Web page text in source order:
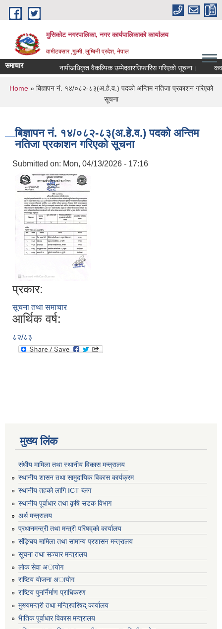
Skip to main content
मुसिकोट नगरपालिका, नगर कार्यपालिकाकाे कार्यालय
वामीटक्सार ,गुल्मी, लुम्बिनी प्रदेश, नेपाल
समाचार नापीअधिकृत वैकल्पिक उम्मेदवारसिफारिस गरिएको सूचना। कवाडी
You are here
Home» बिज्ञापन नं. १४/०८२-८३(अ.हे.व.) पदको अन्तिम नतिजा प्रकाशन गरिएको
सूचना
बिज्ञापन नं. १४/०८२-८३(अ.हे.व.) पदको अन्तिम
नतिजा प्रकाशन गरिएको सूचना
Submitted on: Mon, 04/13/2026 - 17:16
प्रकार:
सूचना तथा समाचार
आर्थिक वर्ष:
८२/८३
मुख्य लिंक
संघीय मामिला तथा स्थानीय विकास मन्त्रालय
स्थानीय शासन तथा सामुदायिक विकास कार्यक्रम
स्थानीय तहको लागि ICT ब्लग
स्थानीय पूर्वाधार तथा कृषि सडक विभाग
अर्थ मन्त्रालय
प्रधानमन्त्री तथा मन्त्री परिषद्काे कार्यालय
संङ्घिय मामिला तथा सामान्य प्रशासन मन्त्रालय
सूचना तथा सञ्चार मन्त्रालय
लाेक सेवा अायाेग
राष्टिय याेजना अायाेग
राष्टिय पुनर्निर्माण प्राधिकरण
मुख्यमन्त्री तथा मन्त्रिपरिषद् कार्यालय
भैातिक पूर्वाधार विकास मन्त्रालय